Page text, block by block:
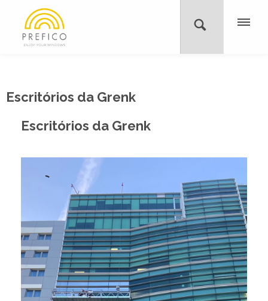
Escritórios da Grenk
Escritórios da Grenk